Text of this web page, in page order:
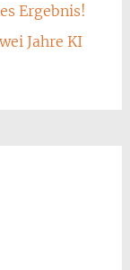
Ergebnis!
Jahre KI